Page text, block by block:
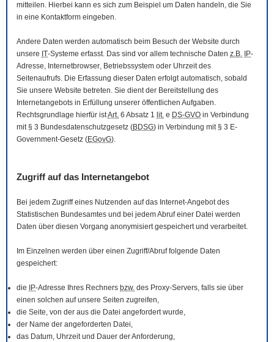
mitteilen. Hierbei kann es sich zum Beispiel um Daten handeln, die Sie
in eine Kontaktform eingeben.
Andere Daten werden automatisch beim Besuch der Website durch
unsere IT-Systeme erfasst. Das sind vor allem technische Daten z.B. IP-
Adresse, Internetbrowser, Betriebssystem oder Uhrzeit des
Seitenaufrufs. Die Erfassung dieser Daten erfolgt automatisch, sobald
Sie unsere Website betreten. Sie dient der Bereitstellung des
Internetangebots in Erfüllung unserer öffentlichen Aufgaben.
Rechtsgrundlage hierfür istArt. 6 Absatz 1 lit. e DS-GVO in Verbindung
mit § 3 Bundesdatenschutzgesetz (BDSG) in Verbindung mit § 3 E-
Government-Gesetz (EGovG).
Zugriff auf das Internetangebot
Bei jedem Zugriff eines Nutzenden auf das Internet-Angebot des
Statistischen Bundesamtes und bei jedem Abruf einer Datei werden
Daten über diesen Vorgang anonymisiert gespeichert und verarbeitet.
Im Einzelnen werden über einen Zugriff/Abruf folgende Daten
gespeichert:
die IP-Adresse Ihres Rechners bzw. des Proxy-Servers, falls sie über
einen solchen auf unsere Seiten zugreifen,
die Seite, von der aus die Datei angefordert wurde,
der Name der angeforderten Datei,
das Datum, Uhrzeit und Dauer der Anforderung,